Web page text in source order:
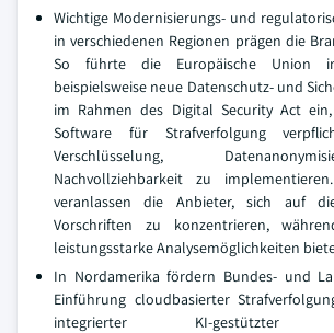
Wichtige Modernisierungs- und
in verschiedenen Regionen prägen die
So führte die Europäische Union
beispielsweise neue Datenschutz- und
im Rahmen des Digital Security Act
Software für Strafverfolgung
Verschlüsselung,
Nachvollziehbarkeit zu
veranlassen die Anbieter, sich auf
Vorschriften zu konzentrieren,
leistungsstarke Analysemöglichkeiten
In Nordamerika fördern Bundes- und
Einführung cloudbasierter
integrierter KI-gestützter